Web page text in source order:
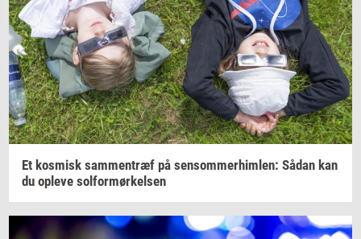
Et kos­misk sam­men­træf på sen­som­mer­him­len: Sådan kan
du op­le­ve sol­for­mør­kel­sen